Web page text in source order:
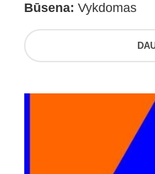
Būsena: Vykdomas